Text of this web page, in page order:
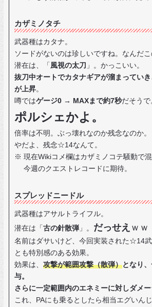
カザミノタチ
武器種はカタナ。
ソードがないのは珍しいですね。なんだこ
潜在は、「 風視の太刀 」。かっこいい。
抜刀中オートでカタナギアが溜まってい
が上昇。
噂ではゲージ0 → MAXまで約7秒だそうで
ポルシェかよ。
倍率は不明。ぶっ壊れなのか残念なのか。
やだよ、残念☆14なんて。
※ 現在Wikiコメ欄はカザミノコテ騒動で混
今週のクエストレコードに期待。
スプレッドニードル
武器種はアサルトライフル。
潜在は「 古の針散弾 」。 だっせえ ｗｗ
名前はダサいけど、今回実装された☆14
とも特別感のある効果。
効果は、 攻撃が範囲攻撃（散弾）となり
与。
さらに一定範囲内のエネミーに対しダメー
これ、PAにも乗るとしたら相当エグいん